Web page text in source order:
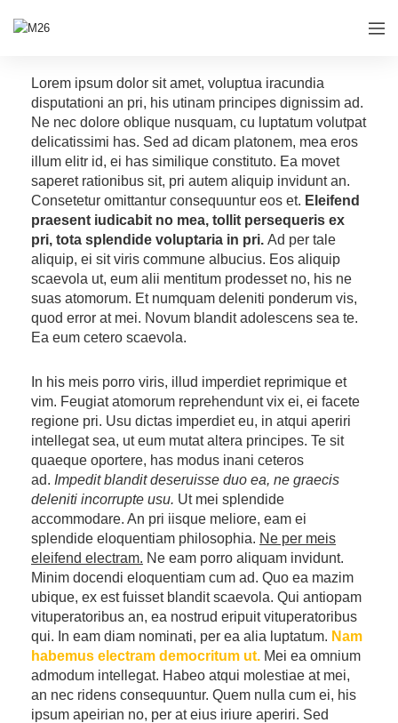
Lorem ipsum dolor sit amet, voluptua iracundia
disputationi an pri, his utinam principes dignissim ad.
Ne nec dolore oblique nusquam, cu luptatum volutpat
delicatissimi has. Sed ad dicam platonem, mea eros
illum elitr id, ei has similique constituto. Ea movet
saperet rationibus sit, pri autem aliquip invidunt an.
Consetetur omittantur consequuntur eos et. Eleifend
praesent iudicabit no mea, tollit persequeris ex
pri, tota splendide voluptaria in pri. Ad per tale
aliquip, ei sit viris commune albucius. Eos aliquip
scaevola ut, eum alii mentitum prodesset no, his ne
suas atomorum. Et numquam deleniti ponderum vis,
quod error at mei. Novum blandit adolescens sea te.
Ea eum cetero scaevola.
In his meis porro viris, illud imperdiet reprimique et
vim. Feugiat atomorum reprehendunt vix ei, ei facete
regione pri. Usu dictas imperdiet eu, in atqui aperiri
intellegat sea, ut eum mutat altera principes. Te sit
quaeque oportere, has modus inani ceteros
ad. Impedit blandit deseruisse duo ea, ne graecis
deleniti incorrupte usu. Ut mei splendide
accommodare. An pri iisque meliore, eam ei
splendide eloquentiam philosophia. Ne per meis
eleifend electram. Ne eam porro aliquam invidunt.
Minim docendi eloquentiam cum ad. Quo ea mazim
ubique, ex est fuisset blandit scaevola. Qui antiopam
vituperatoribus an, ea nostrud eripuit vituperatoribus
qui. In eam diam nominati, per ea alia luptatum. Nam
habemus electram democritum ut. Mei ea omnium
admodum intellegat. Habeo atqui molestiae at mei,
an nec ridens consequuntur. Quem nulla cum ei, his
ipsum apeirian no, per at eius iriure aperiri. Sed